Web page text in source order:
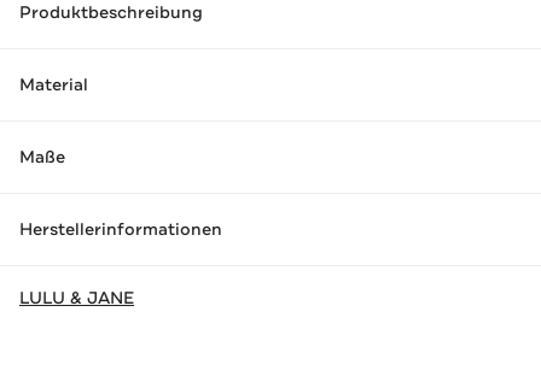
Produktbeschreibung
Material
Maße
Herstellerinformationen
LULU & JANE